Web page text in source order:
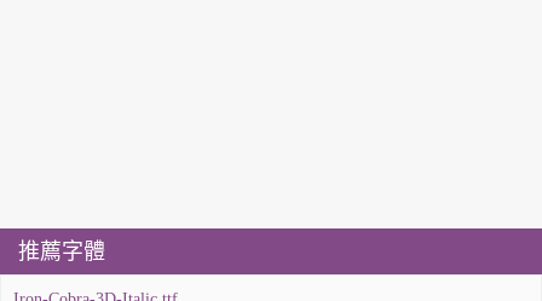
推薦字體